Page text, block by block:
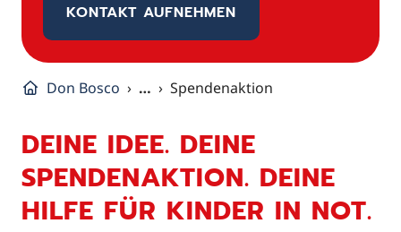
KONTAKT AUFNEHMEN
Don Bosco … Spendenaktion
DEINE IDEE. DEINE
SPENDENAKTION. DEINE
HILFE FÜR KINDER IN NOT.